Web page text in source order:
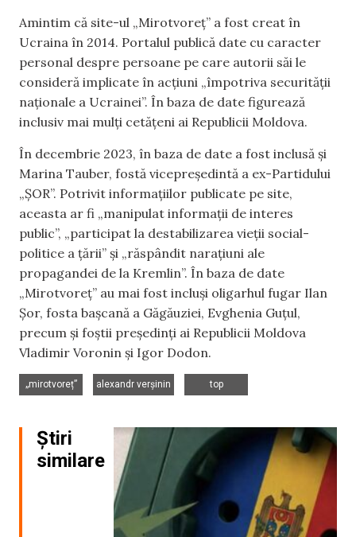
Amintim că site-ul „Mirotvoreț” a fost creat în
Ucraina în 2014. Portalul publică date cu caracter
personal despre persoane pe care autorii săi le
consideră implicate în acțiuni „împotriva securității
naționale a Ucrainei”. În baza de date figurează
inclusiv mai mulți cetățeni ai Republicii Moldova.
În decembrie 2023, în baza de date a fost inclusă și
Marina Tauber, fostă vicepreședintă a ex-Partidului
„ȘOR”. Potrivit informațiilor publicate pe site,
aceasta ar fi „manipulat informații de interes
public”, „participat la destabilizarea vieții social-
politice a țării” și „răspândit narațiuni ale
propagandei de la Kremlin”. În baza de date
„Mirotvoreț” au mai fost incluși oligarhul fugar Ilan
Șor, fosta bașcană a Găgăuziei, Evghenia Guțul,
precum și foștii președinți ai Republicii Moldova
Vladimir Voronin și Igor Dodon.
„mirotvoreț”
alexandr verșinin
top
Știri
similare